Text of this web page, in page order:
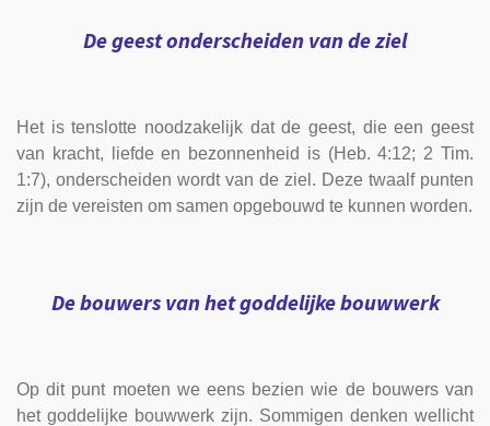
De geest onderscheiden van de ziel
Het is tenslotte noodzakelijk dat de geest, die een geest
van kracht, liefde en bezonnenheid is (Heb. 4:12; 2 Tim.
1:7), onderscheiden wordt van de ziel. Deze twaalf punten
zijn de vereisten om samen opgebouwd te kunnen worden.
De bouwers van het goddelijke bouwwerk
Op dit punt moeten we eens bezien wie de bouwers van
het goddelijke bouwwerk zijn. Sommigen denken wellicht